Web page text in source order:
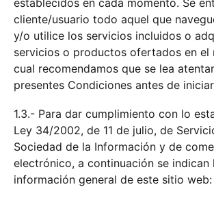
establecidos en cada momento. Se
cliente/usuario todo aquel que
y/o utilice los servicios incluidos o
servicios o productos ofertados en el
cual recomendamos que se lea
presentes Condiciones antes de
1.3.- Para dar cumplimiento con lo
Ley 34/2002, de 11 de julio, de
Sociedad de la Información y de
electrónico, a continuación se indican
información general de este sitio web: